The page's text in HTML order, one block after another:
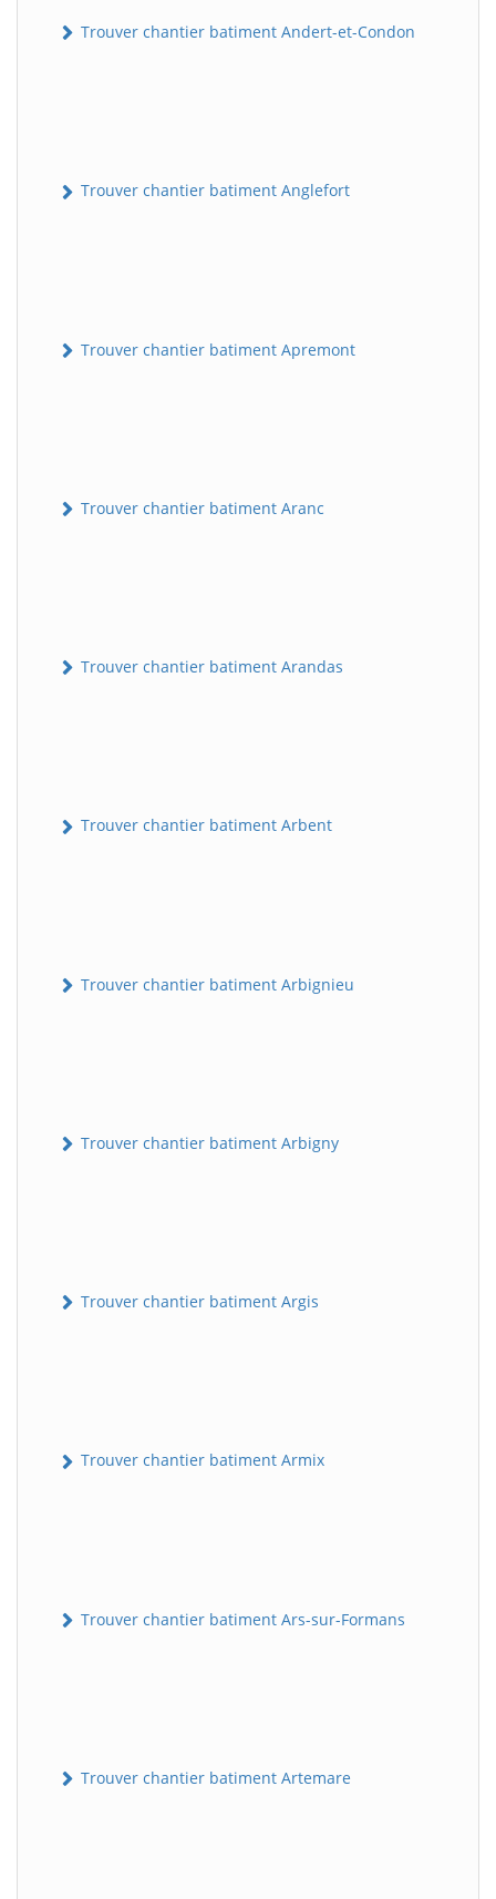
Trouver chantier batiment Andert-et-Condon
Trouver chantier batiment Anglefort
Trouver chantier batiment Apremont
Trouver chantier batiment Aranc
Trouver chantier batiment Arandas
Trouver chantier batiment Arbent
Trouver chantier batiment Arbignieu
Trouver chantier batiment Arbigny
Trouver chantier batiment Argis
Trouver chantier batiment Armix
Trouver chantier batiment Ars-sur-Formans
Trouver chantier batiment Artemare